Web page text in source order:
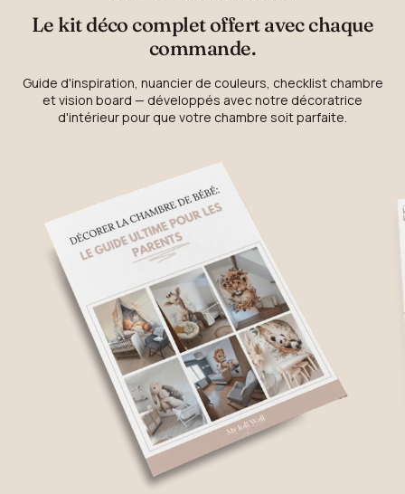
Le kit déco complet offert avec chaque
commande.
Guide d'inspiration, nuancier de couleurs, checklist chambre
et vision board — développés avec notre décoratrice
d'intérieur pour que votre chambre soit parfaite.